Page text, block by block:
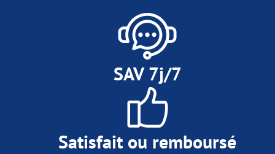
SAV 7j/7
Satisfait ou remboursé